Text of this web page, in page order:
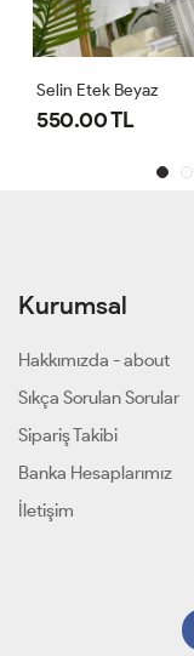
Selin Etek Sarı
550.00 TL
Kurumsal
Hakkımızda - about
Sıkça Sorulan Sorular
Sipariş Takibi
Banka Hesaplarımız
İletişim